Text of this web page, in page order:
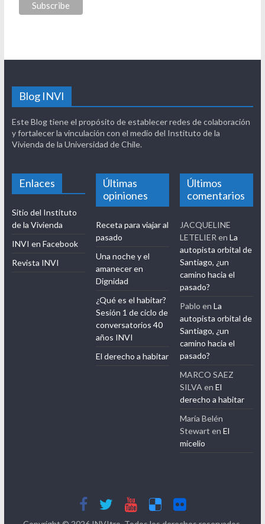
Blog INVI
Este Blog tiene el propósito de establecer redes de colaboración
y fortalecer la vinculación con el medio del Instituto de la
Vivienda de la Universidad de Chile.
Enlaces
Sitio del Instituto
de la Vivienda
INVI en Facebook
Revista INVI
Últimas
opiniones
Receta para viajar al
pasado
Una noche y el
amanecer en
Dignidad
¿Qué es el habitar?
Sesión 1 de ciclo de
conversatorios 40
años INVI
El derecho a habitar
Últimos
comentarios
JACQUELINE
LETELIERenLa
autopista orbital de
Santiago, ¿un
camino hacia el
pasado?
Pablo enLa
autopista orbital de
Santiago, ¿un
camino hacia el
pasado?
MARCO SAEZ
SILVAenEl
derecho a habitar
María Belén
Stewart enEl
micelio